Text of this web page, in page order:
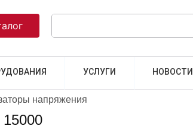
УСЛУГИ НОВОСТИ
напряжения